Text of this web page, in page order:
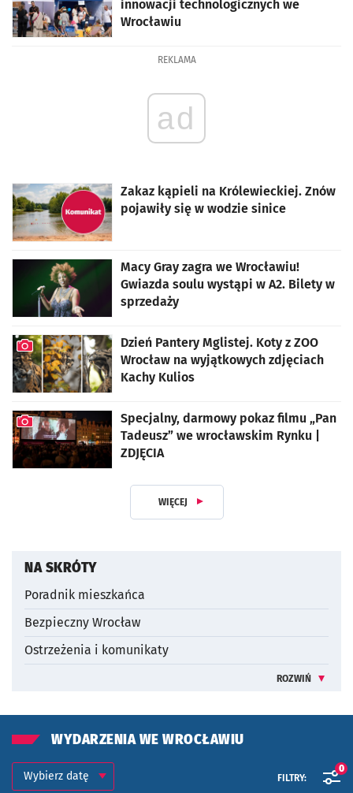
innowacji technologicznych we
Wrocławiu
REKLAMA
ad
Zakaz kąpieli na Królewieckiej. Znów
pojawiły się w wodzie sinice
Macy Gray zagra we Wrocławiu!
Gwiazda soulu wystąpi w A2. Bilety w
sprzedaży
Dzień Pantery Mglistej. Koty z ZOO
Wrocław na wyjątkowych zdjęciach
Kachy Kulios
Specjalny, darmowy pokaz filmu „Pan
Tadeusz” we wrocławskim Rynku |
ZDJĘCIA
WIĘCEJ Z DZIAŁU DLA MIESZKAŃCA
NA SKRÓTY
Poradnik mieszkańca
Bezpieczny Wrocław
Ostrzeżenia i komunikaty
ROZWIŃ
WYDARZENIA WE WROCŁAWIU
Kalendarium
Wybierz datę FILTRY:
0